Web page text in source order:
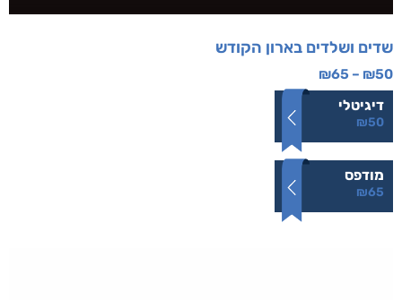
שדים ושלדים בארון הקודש
₪50
–
₪65
דיגיטלי
₪50
מודפס
₪65